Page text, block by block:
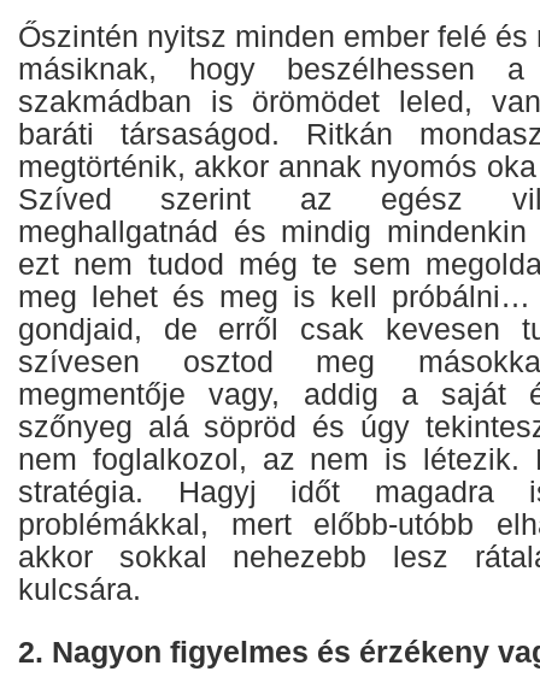
Őszintén nyitsz minden ember felé
másiknak, hogy beszélhessen
szakmádban is örömödet leled,
baráti társaságod. Ritkán
megtörténik, akkor annak nyomós
Szíved szerint az egész
meghallgatnád és mindig
ezt nem tudod még te sem
meg lehet és meg is kell próbálni…
gondjaid, de erről csak kevesen
szívesen osztod meg
megmentője vagy, addig a saját
szőnyeg alá söpröd és úgy
nem foglalkozol, az nem is
stratégia. Hagyj időt magadra
problémákkal, mert előbb-utóbb
akkor sokkal nehezebb lesz
kulcsára.
2. Nagyon figyelmes és érzékeny